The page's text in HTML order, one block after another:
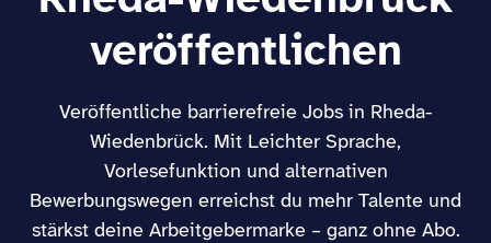
veröffentlichen
Veröffentliche barrierefreie Jobs in Rheda-
Wiedenbrück. Mit Leichter Sprache,
Vorlesefunktion und alternativen
Bewerbungswegen erreichst du mehr Talente und
stärkst deine Arbeitgebermarke – ganz ohne Abo.